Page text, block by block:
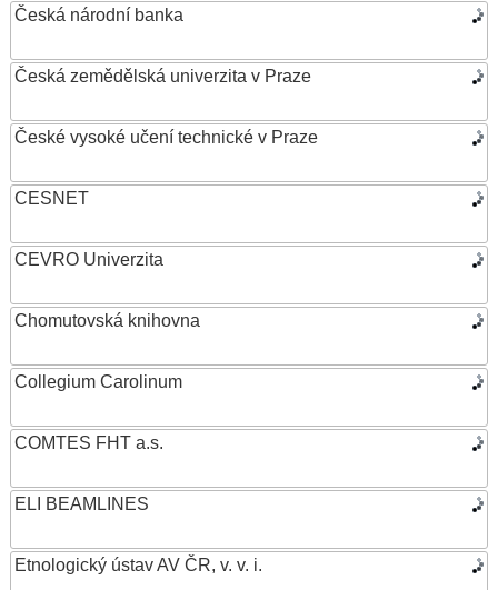
Česká národní banka
Česká zemědělská univerzita v Praze
České vysoké učení technické v Praze
CESNET
CEVRO Univerzita
Chomutovská knihovna
Collegium Carolinum
COMTES FHT a.s.
ELI BEAMLINES
Etnologický ústav AV ČR, v. v. i.